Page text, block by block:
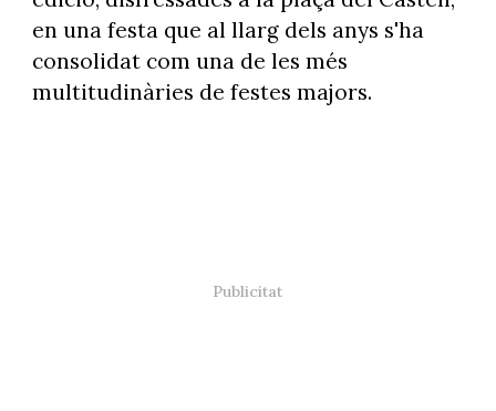
en una festa que al llarg dels anys s'ha
consolidat com una de les més
multitudinàries de festes majors.